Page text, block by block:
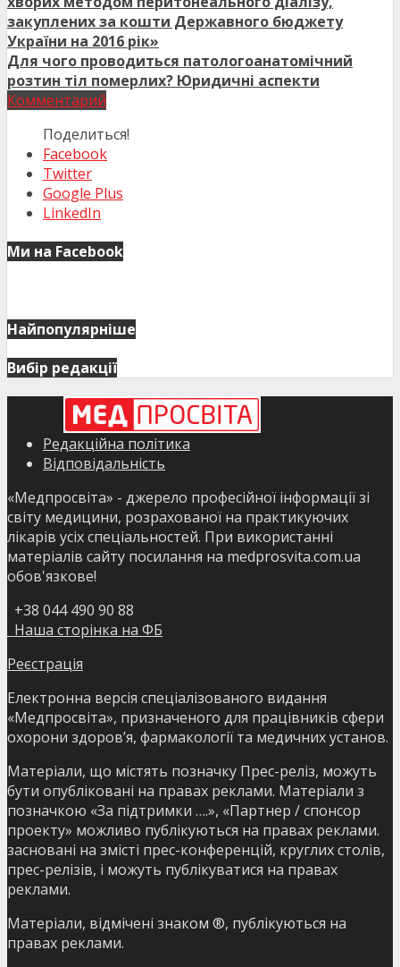
закуплених за кошти Державного бюджету
України на 2016 рік»
Для чого проводиться патологоанатомічний
розтин тіл померлих? Юридичні аспекти
Комментарий
Поделиться!
Facebook
Twitter
Google Plus
LinkedIn
Ми на Facebook
Найпопулярніше
Вибір редакції
Редакційна політика
Відповідальність
«Медпросвіта» - джерело професійної інформації зі
світу медицини, розрахованої на практикуючих
лікарів усіх спеціальностей. При використанні
матеріалів сайту посилання на medprosvita.com.ua
обов'язкове!
+38 044 490 90 88
Наша сторінка на ФБ
Реєстрація
Електронна версія спеціалізованого видання
«Медпросвіта», призначеного для працівників сфери
охорони здоров’я, фармакології та медичних установ.
Матеріали, що містять позначку Прес-реліз, можуть
бути опубліковані на правах реклами. Матеріали з
позначкою «За підтримки ….», «Партнер / спонсор
проекту» можливо публікуються на правах реклами.
засновані на змісті прес-конференцій, круглих столів,
прес-релізів, і можуть публікуватися на правах
реклами.
Матеріали, відмічені знаком ®, публікуються на
правах реклами.